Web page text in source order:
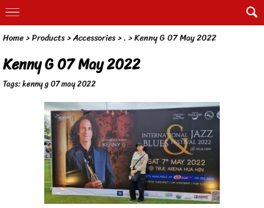
Home> Products >Accessories>. >Kenny G 07 May 2022
Kenny G 07 May 2022
Tags:kenny g 07 may 2022